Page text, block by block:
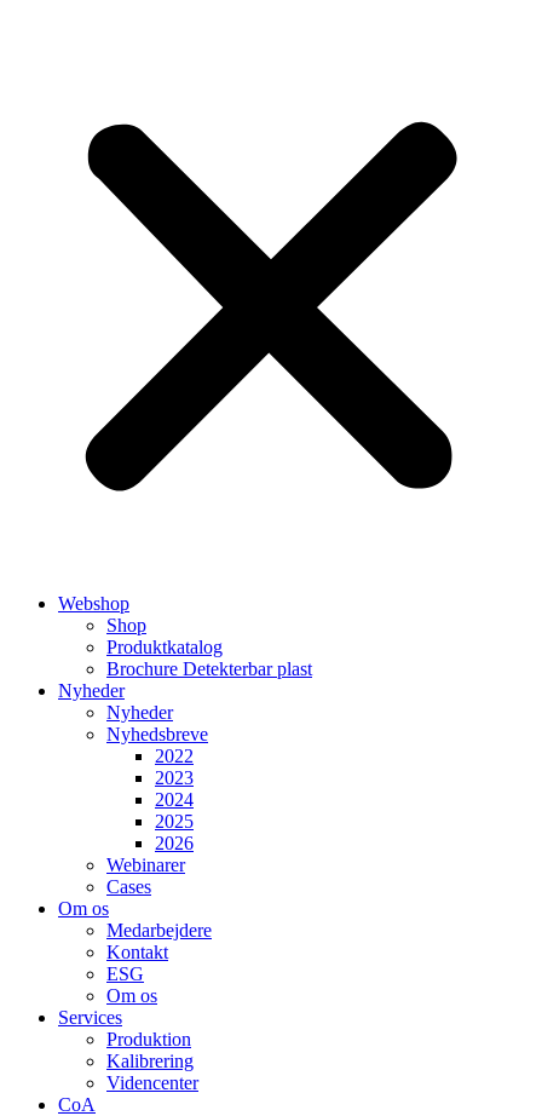
Webshop
Shop
Produktkatalog
Brochure Detekterbar plast
Nyheder
Nyheder
Nyhedsbreve
2022
2023
2024
2025
2026
Webinarer
Cases
Om os
Medarbejdere
Kontakt
ESG
Om os
Services
Produktion
Kalibrering
Videncenter
CoA